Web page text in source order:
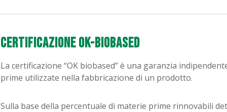
Certificazione OK-Biobased
La certificazione “OK biobased” è una garanzia
prime utilizzate nella fabbricazione di un prodotto.
Sulla base della percentuale di materie prime rinnovabili